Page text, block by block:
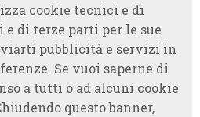
cookie tecnici e di
di terze parti per le sue
pubblicità e servizi in
Se vuoi saperne di
a tutti o ad alcuni cookie
questo banner,